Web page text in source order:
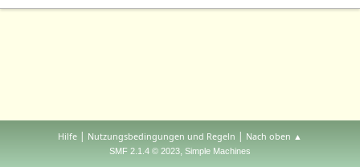
Hilfe | Nutzungsbedingungen und Regeln | Nach oben ▲
SMF 2.1.4 © 2023, Simple Machines